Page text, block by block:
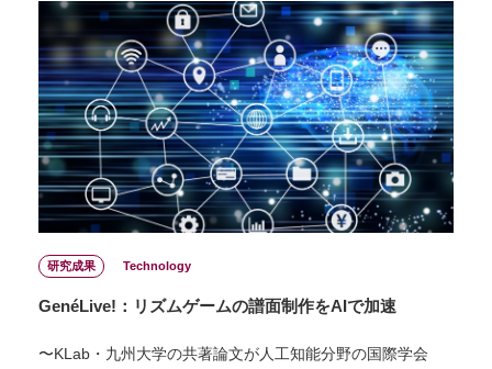
研究成果 Technology
GenéLive!：リズムゲームの譜面制作をAIで加速
〜KLab・九州大学の共著論文が人工知能分野の国際学会